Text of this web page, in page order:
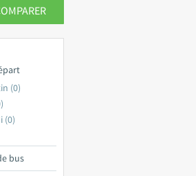
(0)
(0)
bus